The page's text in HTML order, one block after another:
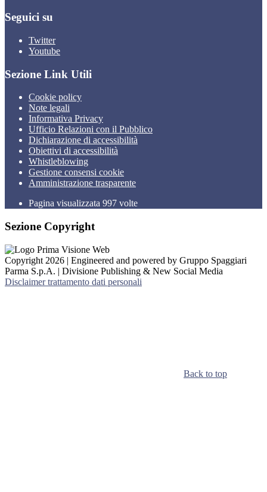
Seguici su
Twitter
Youtube
Sezione Link Utili
Cookie policy
Note legali
Informativa Privacy
Ufficio Relazioni con il Pubblico
Dichiarazione di accessibilità
Obiettivi di accessibilità
Whistleblowing
Gestione consensi cookie
Amministrazione trasparente
Pagina visualizzata 997 volte
Sezione Copyright
Copyright 2026 | Engineered and powered by Gruppo Spaggiari
Parma S.p.A. | Divisione Publishing & New Social Media
Disclaimer trattamento dati personali
Back to top